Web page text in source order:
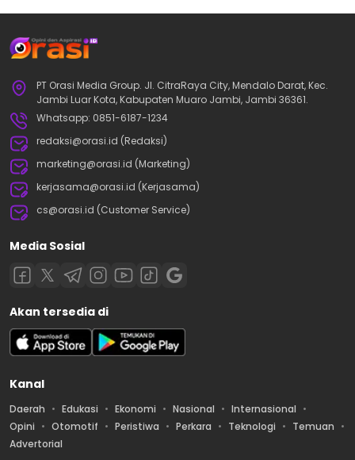
PT Orasi Media Group. Jl. CitraRaya City, Mendalo Darat, Kec.
Jambi Luar Kota, Kabupaten Muaro Jambi, Jambi 36361.
Whatsapp: 0851-6187-1234
redaksi@orasi.id (Redaksi)
marketing@orasi.id (Marketing)
kerjasama@orasi.id (Kerjasama)
cs@orasi.id (Customer Service)
Media Sosial
Akan tersedia di
Kanal
Daerah Edukasi Ekonomi Nasional
Internasional
Opini
Otomotif Peristiwa Perkara Teknologi
Temuan
Advertorial